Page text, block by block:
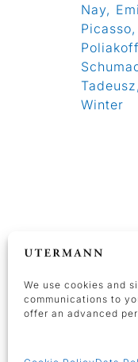
We use cookies and
communications to
offer an advanced
Nay,
Winter